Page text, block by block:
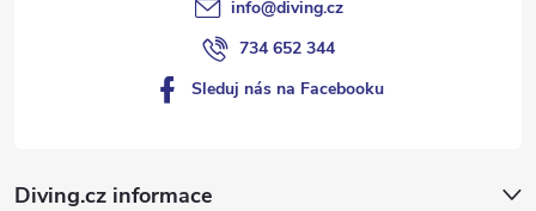
Diving.cz informace
info@diving.cz
734 652 344
Sleduj nás na Facebooku